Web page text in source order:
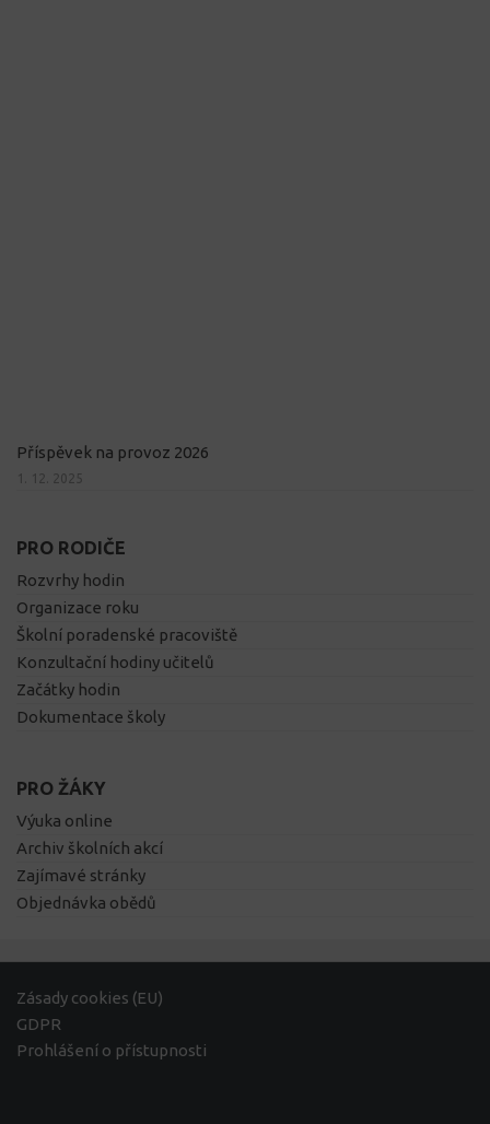
Příspěvek na provoz 2026
1. 12. 2025
PRO RODIČE
Rozvrhy hodin
Organizace roku
Školní poradenské pracoviště
Konzultační hodiny učitelů
Začátky hodin
Dokumentace školy
PRO ŽÁKY
Výuka online
Archiv školních akcí
Zajímavé stránky
Objednávka obědů
Zásady cookies (EU)
GDPR
Prohlášení o přístupnosti